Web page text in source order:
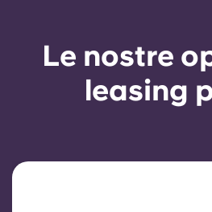
Le nostre
leasing